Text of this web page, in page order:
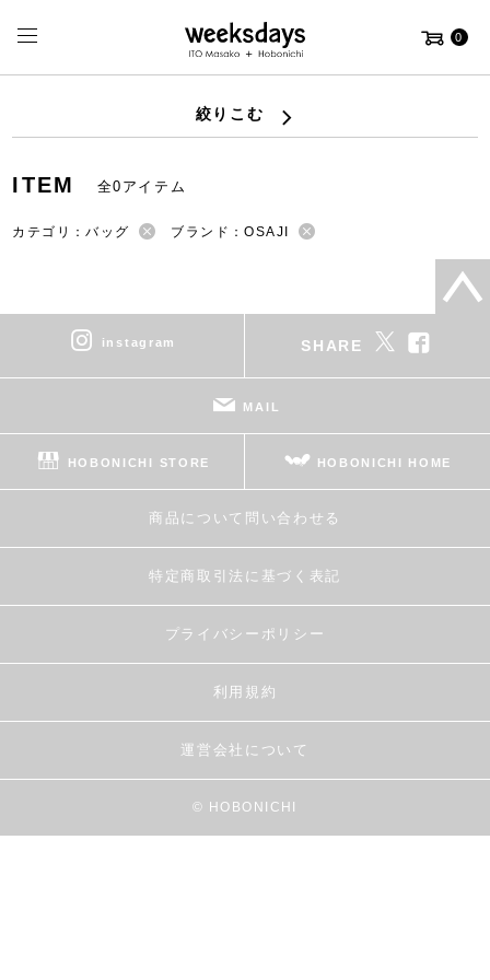
0
絞りこむ
ITEM 全0アイテム
カテゴリ：バッグ ブランド：OSAJI
instagram SHARE
MAIL
HOBONICHI STORE HOBONICHI HOME
商品について問い合わせる
特定商取引法に基づく表記
プライバシーポリシー
利用規約
運営会社について
© HOBONICHI